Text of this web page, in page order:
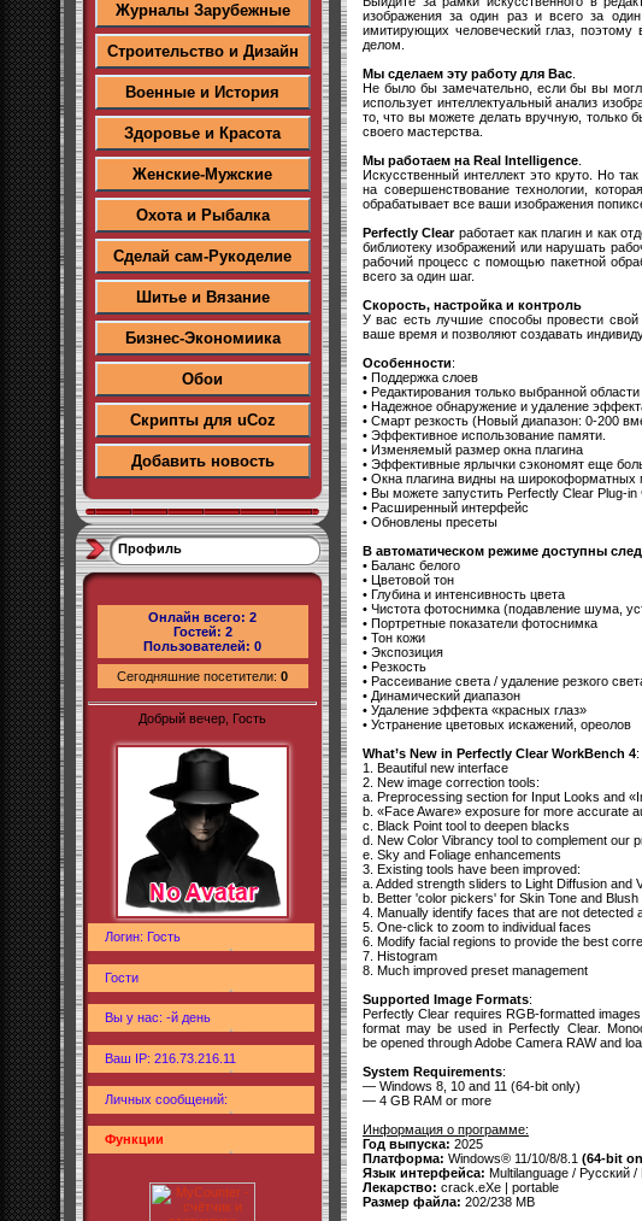
Журналы Зарубежные
Строительство и Дизайн
Военные и История
Здоровье и Красота
Женские-Мужские
Охота и Рыбалка
Сделай сам-Рукоделие
Шитье и Вязание
Бизнес-Экономиика
Обои
Скрипты для uCoz
Добавить новость
Профиль
Онлайн всего: 2
Гостей: 2
Пользователей: 0
Сегодняшние посетители: 0
Добрый вечер, Гость
Логин: Гость
Гости
Вы у нас: -й день
Ваш IP: 216.73.216.11
Личных сообщений:
Функции
изображения за один раз и всего за
имитирующих человеческий глаз,
делом.
Мы сделаем эту работу для Вас
Не было бы замечательно, если бы вы
использует интеллектуальный анализ
то, что вы можете делать вручную, только
своего мастерства.
Мы работаем на Real Intelligence
Искусственный интеллект это круто. Но
на совершенствование технологии,
обрабатывает все ваши изображения
Perfectly Clearработает как плагин и как
библиотеку изображений или нарушать
рабочий процесс с помощью пакетной
всего за один шаг.
Скорость, настройка и контроль
У вас есть лучшие способы провести
ваше время и позволяют создавать
Особенности:
• Поддержка слоев
• Редактирования только выбранной
• Надежное обнаружение и удаление
• Смарт резкость (Новый диапазон: 0-200
• Эффективное использование памяти.
• Изменяемый размер окна плагина
• Эффективные ярлычки сэкономят еще
• Окна плагина видны на широкоформатных
• Вы можете запустить Perfectly Clear Plug-in
• Расширенный интерфейс
• Обновлены пресеты
В автоматическом режиме доступны
• Баланс белого
• Цветовой тон
• Глубина и интенсивность цвета
• Чистота фотоснимка (подавление шума,
• Портретные показатели фотоснимка
• Тон кожи
• Экспозиция
• Резкость
• Рассеивание света / удаление резкого
• Динамический диапазон
• Удаление эффекта «красных глаз»
• Устранение цветовых искажений, ореолов
What’s New in Perfectly Clear WorkBench 4:
1. Beautiful new interface
2. New image correction tools:
a. Preprocessing section for Input Looks and
b. «Face Aware» exposure for more accurate
c. Black Point tool to deepen blacks
d. New Color Vibrancy tool to complement our
e. Sky and Foliage enhancements
3. Existing tools have been improved:
a. Added strength sliders to Light Diffusion and
b. Better 'color pickers' for Skin Tone and Blush
4. Manually identify faces that are not detected
5. One-click to zoom to individual faces
6. Modify facial regions to provide the best
7. Histogram
8. Much improved preset management
Supported Image Formats:
Perfectly Clear requires RGB-formatted
format may be used in Perfectly Clear.
be opened through Adobe Camera RAW and
System Requirements:
— Windows 8, 10 and 11 (64-bit only)
— 4 GB RAM or more
Информация о программе:
Год выпуска: 2025
Платформа: Windows® 11/10/8/8.1 (64-bit
Язык интерфейса: Multilanguage / Русский /
Лекарство: crack.eXe | portable
Размер файла: 202/238 MB